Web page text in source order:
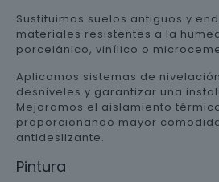
Sustituimos suelos antiguos y
materiales resistentes a la
porcelánico, vinílico o
Aplicamos sistemas de
desniveles y garantizar una
Mejoramos el aislamiento
proporcionando mayor
antideslizante.
Pintura